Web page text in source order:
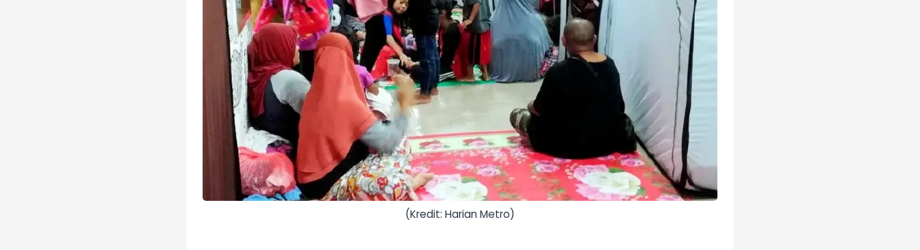
(Kredit: Harian Metro)